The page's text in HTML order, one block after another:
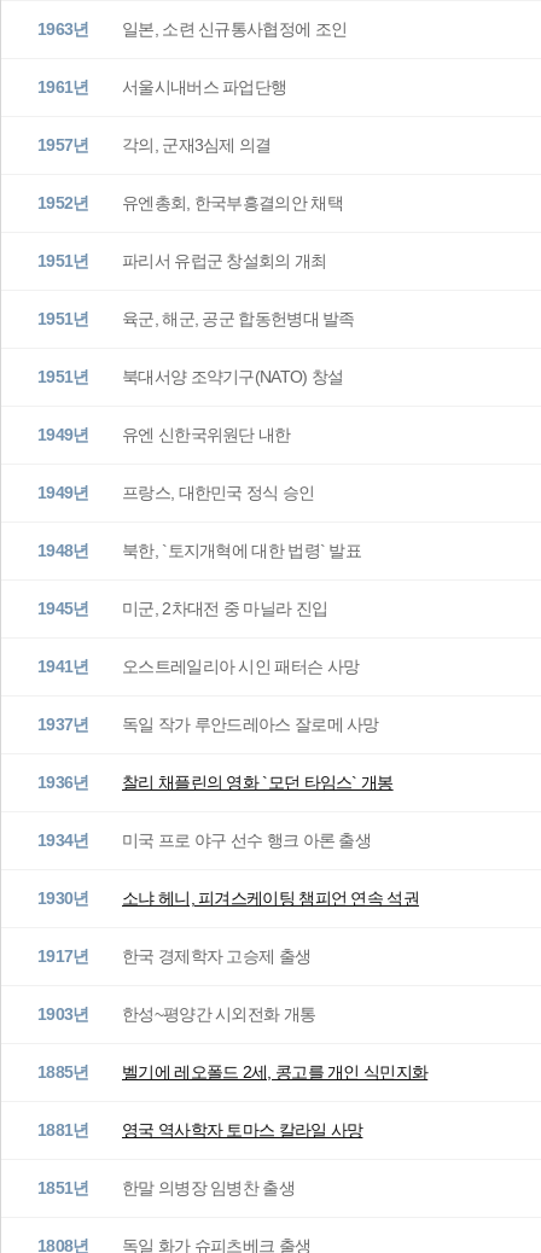
1963년 일본, 소련 신규통사협정에 조인
1961년 서울시내버스 파업단행
1957년 각의, 군재3심제 의결
1952년 유엔총회, 한국부흥결의안 채택
1951년 파리서 유럽군 창설회의 개최
1951년 육군, 해군, 공군 합동헌병대 발족
1951년 북대서양 조약기구(NATO) 창설
1949년 유엔 신한국위원단 내한
1949년 프랑스, 대한민국 정식 승인
1948년 북한, `토지개혁에 대한 법령` 발표
1945년 미군, 2차대전 중 마닐라 진입
1941년 오스트레일리아 시인 패터슨 사망
1937년 독일 작가 루안드레아스 잘로메 사망
1936년 찰리 채플린의 영화 `모던 타임스` 개봉
1934년 미국 프로 야구 선수 행크 아론 출생
1930년 소냐 헤니, 피겨스케이팅 챔피언 연속 석권
1917년 한국 경제학자 고승제 출생
1903년 한성~평양간 시외전화 개통
1885년 벨기에 레오폴드 2세, 콩고를 개인 식민지화
1881년 영국 역사학자 토마스 칼라일 사망
1851년 한말 의병장 임병찬 출생
1808년 독일 화가 슈피츠베크 출생